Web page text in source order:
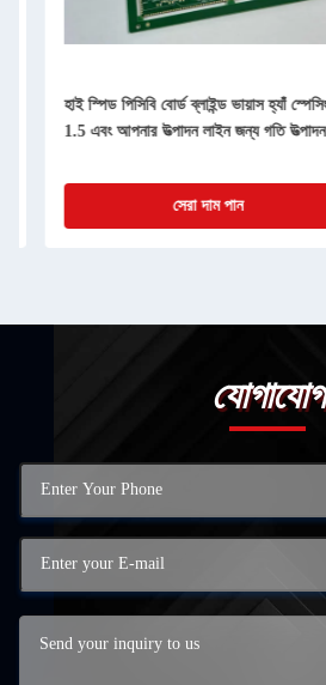
হাই স্পিড পিসিবি বোর্ড ব্লাইন্ড ভায়াস হ্যাঁ স্পেসিং পি
1.5 এবং আপনার উত্পাদন লাইন জন্য গতি উত্পাদন
সেরা দাম পান
যোগাযোগ